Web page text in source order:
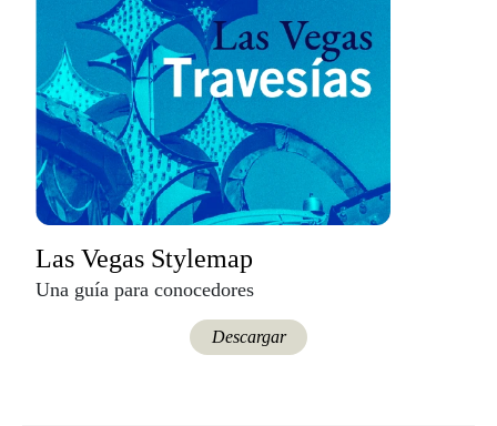
Las Vegas Stylemap
Una guía para conocedores
Descargar